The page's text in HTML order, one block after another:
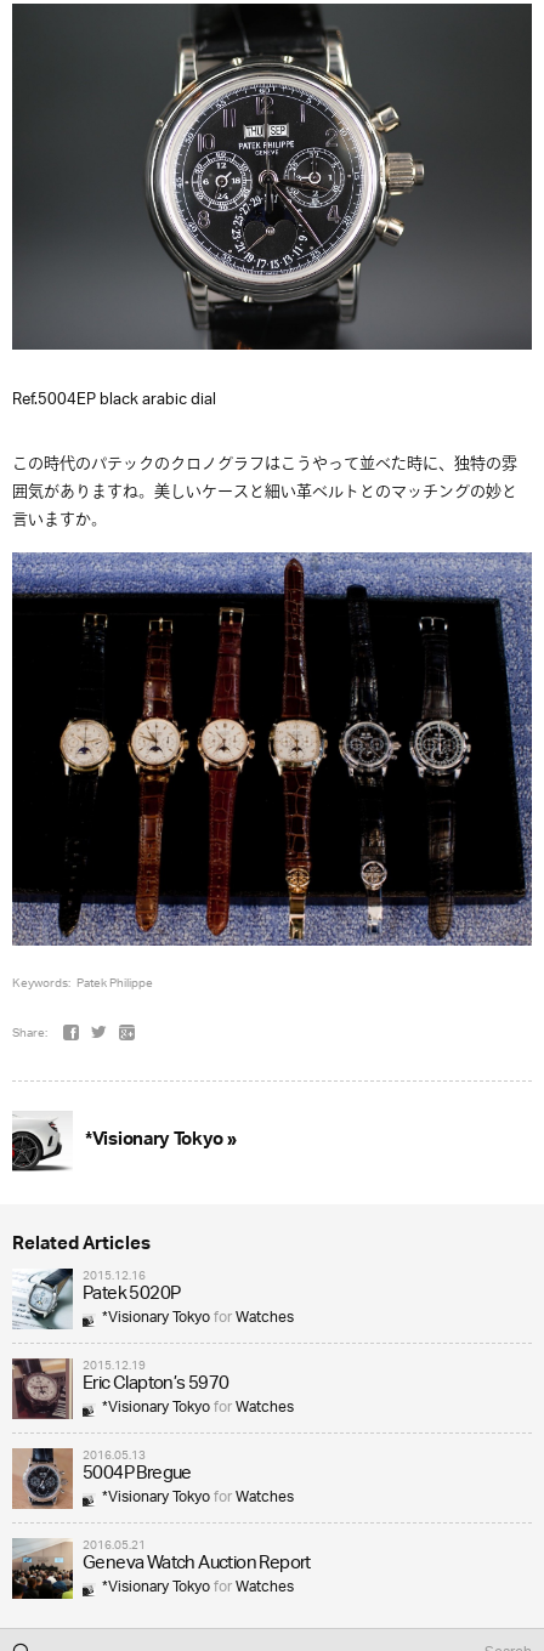
Ref.5004EP black arabic dial
この時代のパテックのクロノグラフはこうやって並べた時に、独特の雰
囲気がありますね。美しいケースと細い革ベルトとのマッチングの妙と
言いますか。
Keywords: Patek Philippe
Share:
*Visionary Tokyo »
Related Articles
2015.12.16
Patek 5020P
*Visionary TokyoforWatches
2015.12.19
Eric Clapton’s 5970
*Visionary TokyoforWatches
2016.05.13
5004P Bregue
*Visionary TokyoforWatches
2016.05.21
Geneva Watch Auction Report
*Visionary TokyoforWatches